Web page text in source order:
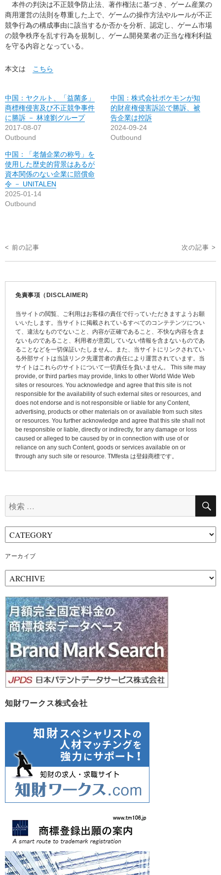
本件の判決は不正競争防止法、著作権法に基づき、ゲーム産業の
商用運営の法則を尊重した上で、ゲームの操作方法やルールが不正
競争行為の構成事由に該当するか否かを分析、認定し、ゲーム市場
の競争秩序を乱す行為を規制し、ゲーム開発業者の正当な権利利益
を守る内容となっている。
本文は こちら
中国：ヤクルト、「益菌多」
商標権侵害及び不正競争事件
に勝訴 － 林達劉グループ
2017-08-07
Outbound
中国：株式会社ポケモンが知
的財産権侵害訴訟で勝訴、被
告企業は控訴
2024-09-24
Outbound
中国：「老舗企業の称号」を
使用した歴史的背景はあるが
資本関係のない企業に賠償命
令 － UNITALEN
2025-01-14
Outbound
投
稿
< 前の記事 次の記事 >
免責事項（DISCLAIMER)
当サイトの閲覧、ご利用はお客様の責任で行っていただきますようお願
いいたします。当サイトに掲載されているすべてのコンテテンツについ
て、違法なものでないこと、内容が正確であること、不快な内容を含ま
ないものであること、利用者が意図していない情報を含まないものであ
ることなどを一切保証いたしません。また、当サイトにリンクされてい
る外部サイトは当該リンク先運営者の責任により運営されています。当
サイトはこれらのサイトについて一切責任を負いません。 This site may
provide, or third parties may provide, links to other World Wide Web
sites or resources. You acknowledge and agree that this site is not
responsible for the availability of such external sites or resources, and
does not endorse and is not responsible or liable for any Content,
advertising, products or other materials on or available from such sites
or resources. You further acknowledge and agree that this site shall not
be responsible or liable, directly or indirectly, for any damage or loss
caused or alleged to be caused by or in connection with use of or
reliance on any such Content, goods or services available on or
through any such site or resource. TMfesta は登録商標です。
索:
アーカイブ
ー
カ
イ
ブ
知財ワークス株式会社